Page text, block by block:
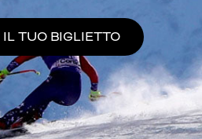
TUO BIGLIETTO